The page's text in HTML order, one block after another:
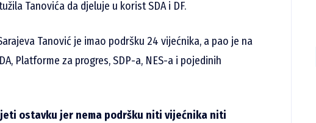
Tanovića da djeluje u korist SDA i DF.
Tanović je imao podršku 24 vijećnika, a pao je na
Platforme za progres, SDP-a, NES-a i pojedinih
ostavku jer nema podršku niti vijećnika niti